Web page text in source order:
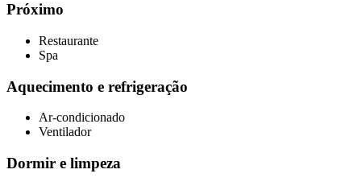
Próximo
Restaurante
Spa
Aquecimento e refrigeração
Ar-condicionado
Ventilador
Dormir e limpeza